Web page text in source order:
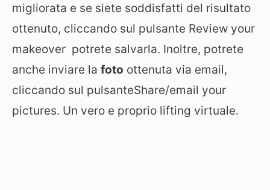
migliorata e se siete soddisfatti del risultato
ottenuto, cliccando sul pulsante Review your
makeover potrete salvarla. Inoltre, potrete
anche inviare la foto ottenuta via email,
cliccando sul pulsanteShare/email your
pictures. Un vero e proprio lifting virtuale.